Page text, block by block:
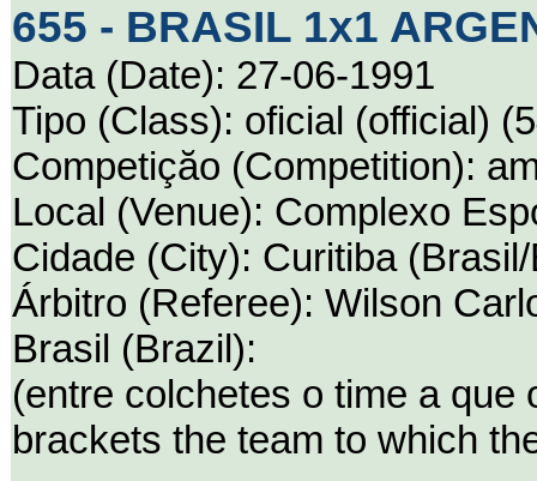
655 - BRASIL 1x1
Data (Date): 27-06-1991
Tipo (Class): oficial (official)
Competiçăo (Competition):
Local (Venue): Complexo
Cidade (City): Curitiba
Árbitro (Referee): Wilson
Brasil (Brazil):
(entre colchetes o time a que
brackets the team to which